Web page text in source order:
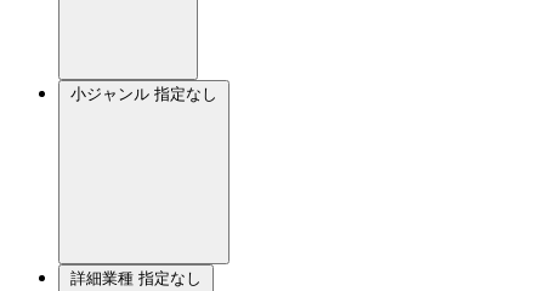
小ジャンル 指定なし
詳細業種 指定なし